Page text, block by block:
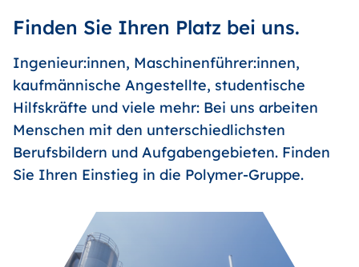
Finden Sie Ihren Platz bei uns.
Ingenieur:innen, Maschinenführer:innen,
kaufmännische Angestellte, studentische
Hilfskräfte und viele mehr: Bei uns arbeiten
Menschen mit den unterschiedlichsten
Berufsbildern und Aufgabengebieten. Finden
Sie Ihren Einstieg in die Polymer-Gruppe.